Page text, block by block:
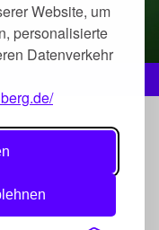
Website, um
personalisierte
Datenverkehr